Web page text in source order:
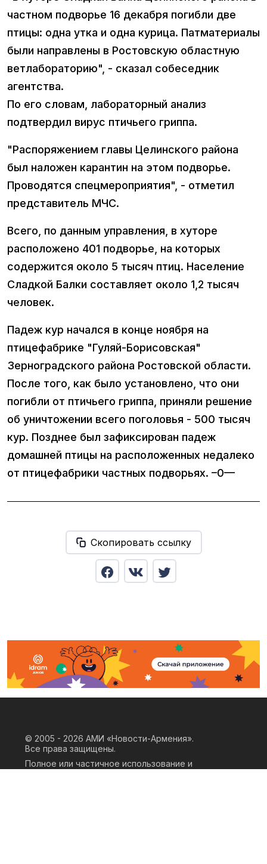
частном подворье 16 декабря погибли две
птицы: одна утка и одна курица. Патматериалы
были направлены в Ростовскую областную
ветлабораторию", - сказал собеседник
агентства.
По его словам, лабораторный анализ
подтвердил вирус птичьего гриппа.
"Распоряжением главы Целинского района
был наложен карантин на этом подворье.
Проводятся спецмероприятия", - отметил
представитель МЧС.
Всего, по данным управления, в хуторе
расположено 401 подворье, на которых
содержится около 5 тысяч птиц. Население
Сладкой Балки составляет около 1,2 тысяч
человек.
Падеж кур начался в конце ноября на
птицефабрике "Гуляй-Борисовская"
Зерноградского района Ростовской области.
После того, как было установлено, что они
погибли от птичьего гриппа, приняли решение
об уничтожении всего поголовья - 500 тысяч
кур. Позднее был зафиксирован падеж
домашней птицы на расположенных недалеко
от птицефабрики частных подворьях. –0—
Скопировать ссылку
© 2005 - 2026 АМИ «Новости-Армения».
Все права защищены.
Полное или частичное использование и